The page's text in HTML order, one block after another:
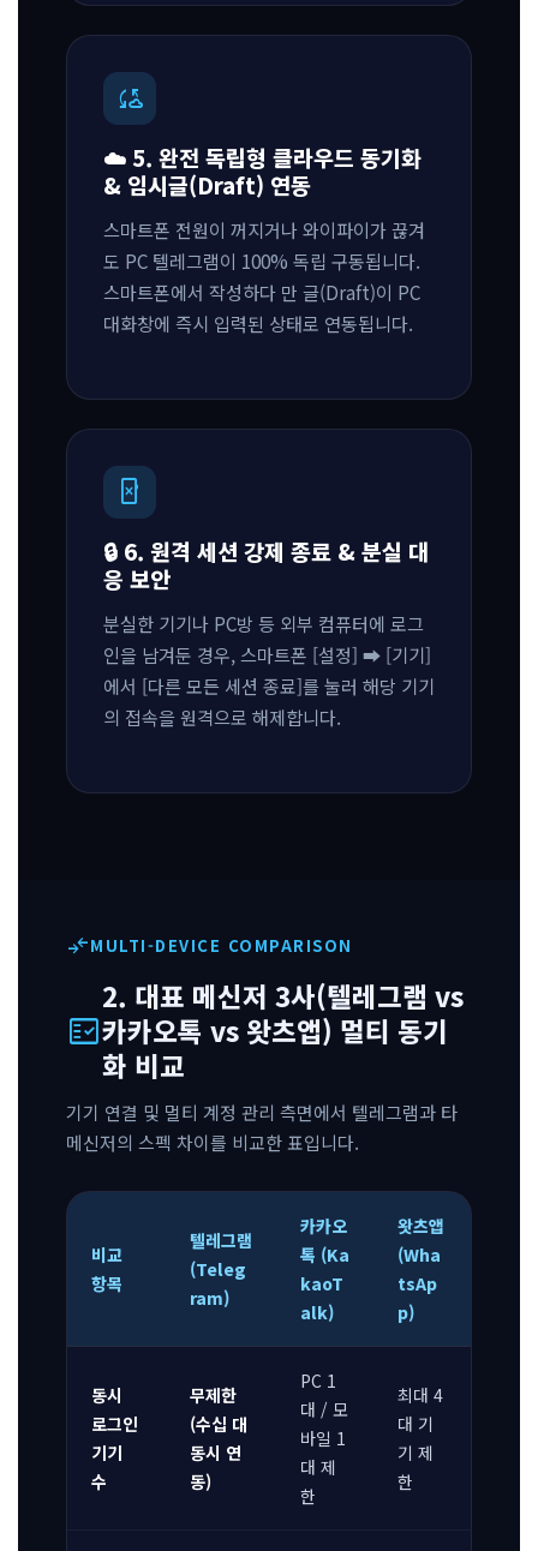
cloud_sync
☁️ 5. 완전 독립형 클라우드 동기화
& 임시글(Draft) 연동
스마트폰 전원이 꺼지거나 와이파이가 끊겨
도 PC 텔레그램이 100% 독립 구동됩니다.
스마트폰에서 작성하다 만 글(Draft)이 PC
대화창에 즉시 입력된 상태로 연동됩니다.
phonelink_erase
🔒 6. 원격 세션 강제 종료 & 분실 대
응 보안
분실한 기기나 PC방 등 외부 컴퓨터에 로그
인을 남겨둔 경우, 스마트폰 [설정] ➡ [기기]
에서 [다른 모든 세션 종료]를 눌러 해당 기기
의 접속을 원격으로 해제합니다.
compare_arrowsMULTI-DEVICE COMPARISON
fact_check
2. 대표 메신저 3사(텔레그램 vs
카카오톡 vs 왓츠앱) 멀티 동기
화 비교
기기 연결 및 멀티 계정 관리 측면에서 텔레그램과 타
메신저의 스펙 차이를 비교한 표입니다.
비교
항목
텔레그램
(Teleg
ram)
카카오
톡 (Ka
kaoT
alk)
왓츠앱
(Wha
tsAp
p)
동시
로그인
기기
수
무제한
(수십 대
동시 연
동)
PC 1
대 / 모
바일 1
대 제
한
최대 4
대 기
기 제
한